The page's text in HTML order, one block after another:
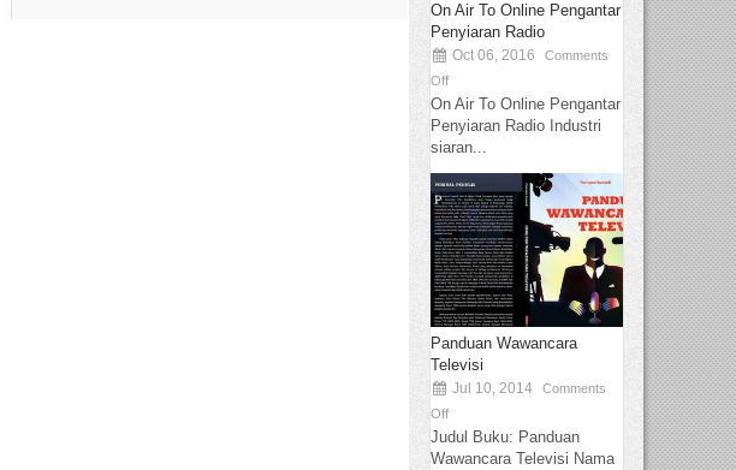
On Air To Online Pengantar
Penyiaran Radio
Oct 06, 2016
Comments
Off
On Air To Online Pengantar
Penyiaran Radio Industri
siaran...
Panduan Wawancara
Televisi
Jul 10, 2014
Comments
Off
Judul Buku: Panduan
Wawancara Televisi Nama